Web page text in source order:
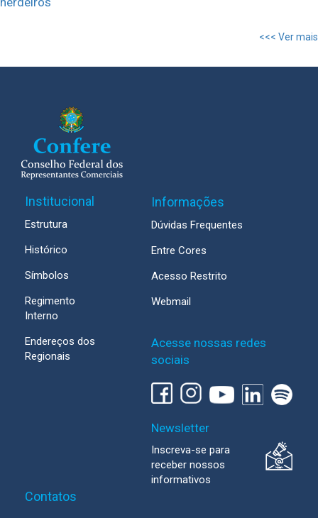
<<< Ver mais
Institucional
Estrutura
Histórico
Símbolos
Regimento
Interno
Endereços dos
Regionais
Informações
Dúvidas Frequentes
Entre Cores
Acesso Restrito
Webmail
Acesse nossas redes
sociais
Newsletter
Inscreva-se para
receber nossos
informativos
Contatos